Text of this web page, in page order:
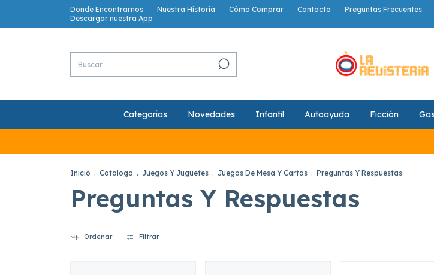
Donde Encontrarnos Nuestra Historia Cómo Comprar Contacto Preguntas Frecuentes
Descargar nuestra App
Categorías Novedades Infantil Autoayuda Ficción
Inicio . Catalogo . Juegos Y Juguetes . Juegos De Mesa Y Cartas . Preguntas Y Respuestas
Preguntas Y Respuestas
Ordenar Filtrar